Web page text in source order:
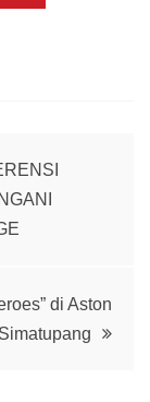
di Aston